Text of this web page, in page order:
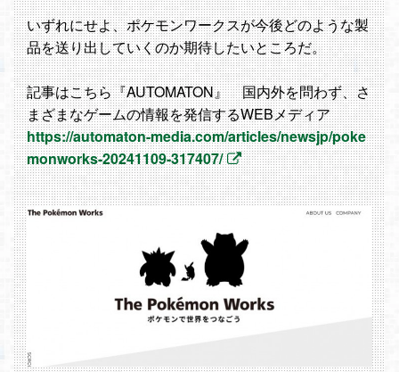
いずれにせよ、ポケモンワークスが今後どのような製
品を送り出していくのか期待したいところだ。
記事はこちら『AUTOMATON』 国内外を問わず、さ
まざまなゲームの情報を発信するWEBメディア
https://automaton-media.com/articles/newsjp/poke
monworks-20241109-317407/